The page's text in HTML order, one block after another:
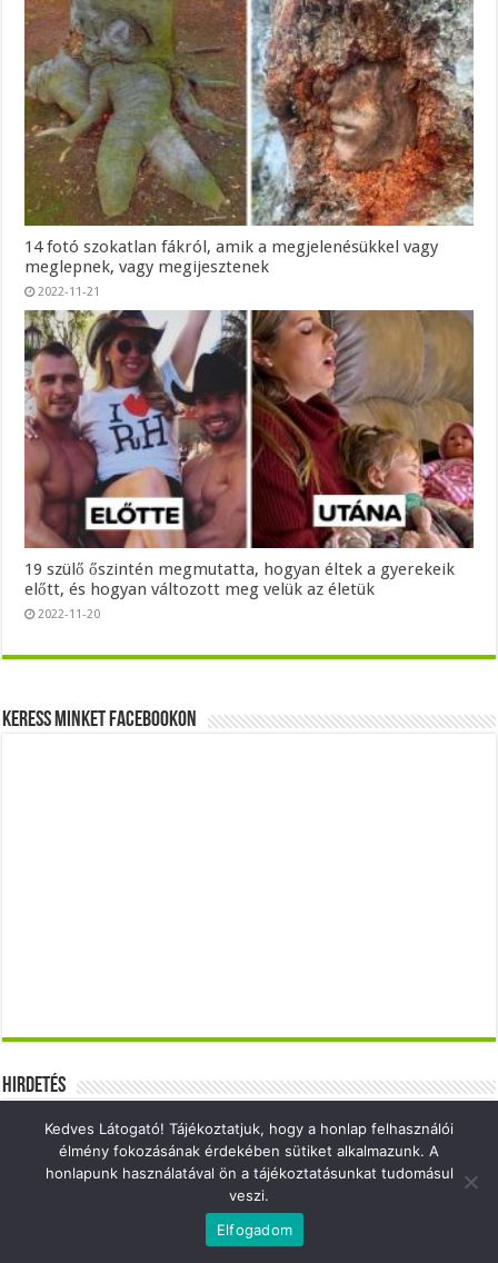
14 fotó szokatlan fákról, amik a megjelenésükkel vagy
meglepnek, vagy megijesztenek
2022-11-21
19 szülő őszintén megmutatta, hogyan éltek a gyerekeik
előtt, és hogyan változott meg velük az életük
2022-11-20
Keress minket Facebookon
Hirdetés
Kedves Látogató! Tájékoztatjuk, hogy a honlap felhasználói
élmény fokozásának érdekében sütiket alkalmazunk. A
honlapunk használatával ön a tájékoztatásunkat tudomásul
veszi.
Elfogadom